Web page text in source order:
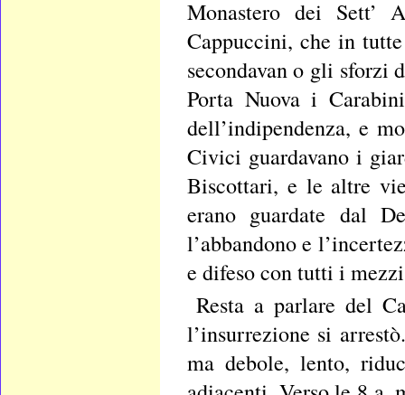
Monastero dei Sett’
Cappuccini, che in
secondavan o gli sforzi
Porta Nuova i
dell’indipendenza, e
Civici guardavano i
Biscottari, e le altre
erano guardate dal
l’abbandono e
e difeso con tutti i
Resta a parlare del
l’insurrezione si
ma debole, lento,